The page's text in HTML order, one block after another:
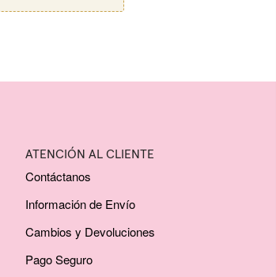
ATENCIÓN AL CLIENTE
Contáctanos
Información de Envío
Cambios y Devoluciones
Pago Seguro